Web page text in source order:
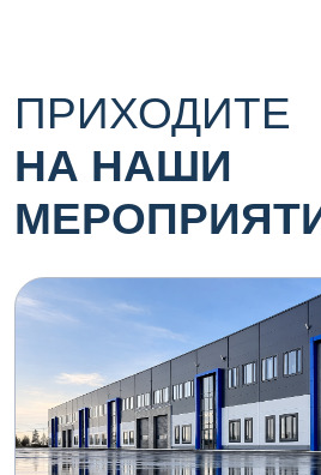
УЗНАТЬ БОЛЬШЕ В MAX